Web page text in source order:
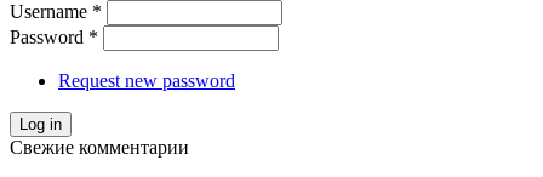
Username *
Password *
Request new password
Свежие комментарии